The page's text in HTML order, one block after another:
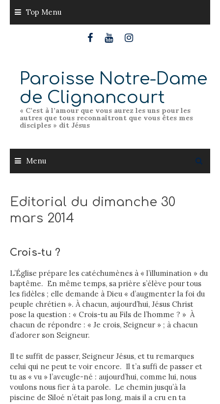
content
Top Menu
Paroisse Notre-Dame
de Clignancourt
« C’est à l’amour que vous aurez les uns pour les
autres que tous reconnaîtront que vous êtes mes
disciples » dit Jésus
Menu
Editorial du dimanche 30
mars 2014
Crois-tu ?
L’Église prépare les catéchumènes à « l’illumination » du
baptême. En même temps, sa prière s’élève pour tous
les fidèles ; elle demande à Dieu « d’augmenter la foi du
peuple chrétien ». À chacun, aujourd’hui, Jésus Christ
pose la question : « Crois-tu au Fils de l’homme ? » À
chacun de répondre : « Je crois, Seigneur » ; à chacun
d’adorer son Seigneur.
Il te suffit de passer, Seigneur Jésus, et tu remarques
celui qui ne peut te voir encore. Il t’a suffi de passer et
tu as « vu » l’aveugle-né : aujourd’hui, comme lui, nous
voulons nous fier à ta parole. Le chemin jusqu’à la
piscine de Siloé n’était pas long, mais il a cru en ta